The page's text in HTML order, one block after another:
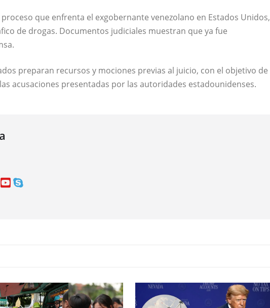
que enfrenta el exgobernante venezolano en Estados Unidos,
de drogas. Documentos judiciales muestran que ya fue
preparan recursos y mociones previas al juicio, con el objetivo de
acusaciones presentadas por las autoridades estadounidenses.